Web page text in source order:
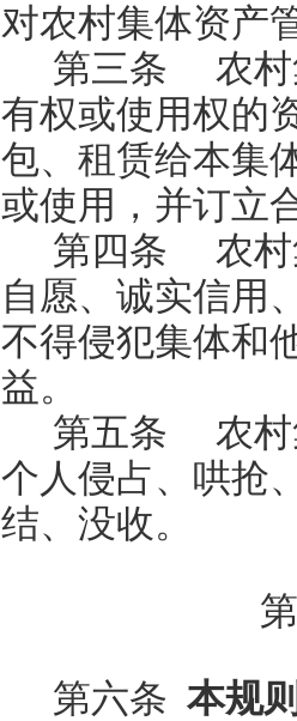
对农村集体资产
第三条
农
有权或使用权的
包、租赁给本集
或使用，并订立
第四条
农
自愿、诚实信用
不得侵犯集体和
益。
第五条
农
个人侵占、哄抢
结、没收。
第六条 本规